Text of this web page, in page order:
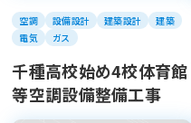
空調 設備設計 建築設計
建築
電気
ガス
千種高校始め4校体育館
等空調設備整備工事